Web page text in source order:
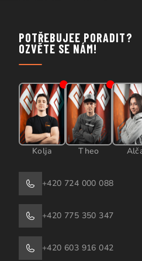
POTŘEBUJEE PORADIT?
OZVĚTE SE NÁM!
Kolja Theo
+420 724 000 088
+420 775 350 347
+420 603 916 042